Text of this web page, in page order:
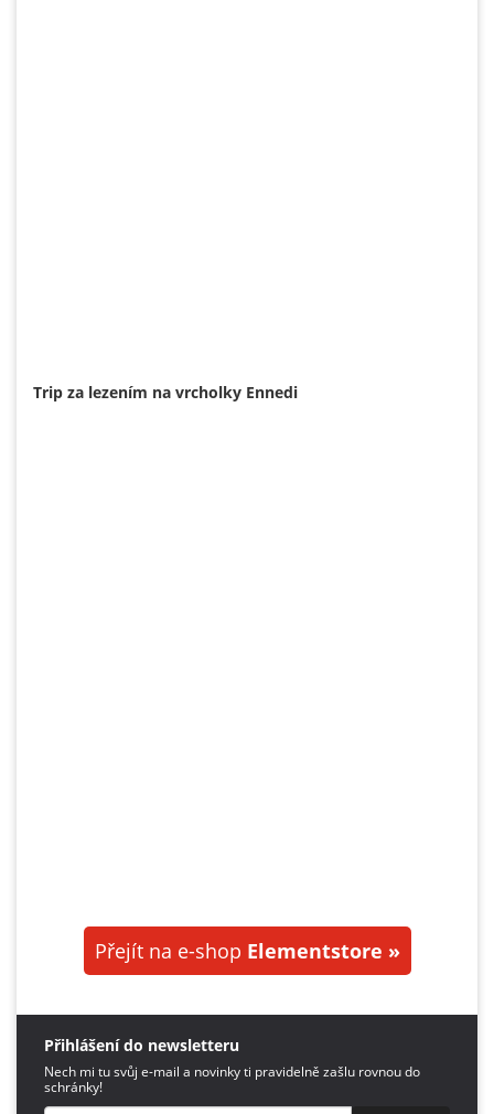
Trip za lezením na vrcholky Ennedi
Přejít na e-shop Elementstore »
Přihlášení do newsletteru
Nech mi tu svůj e-mail a novinky ti pravidelně zašlu rovnou do
schránky!